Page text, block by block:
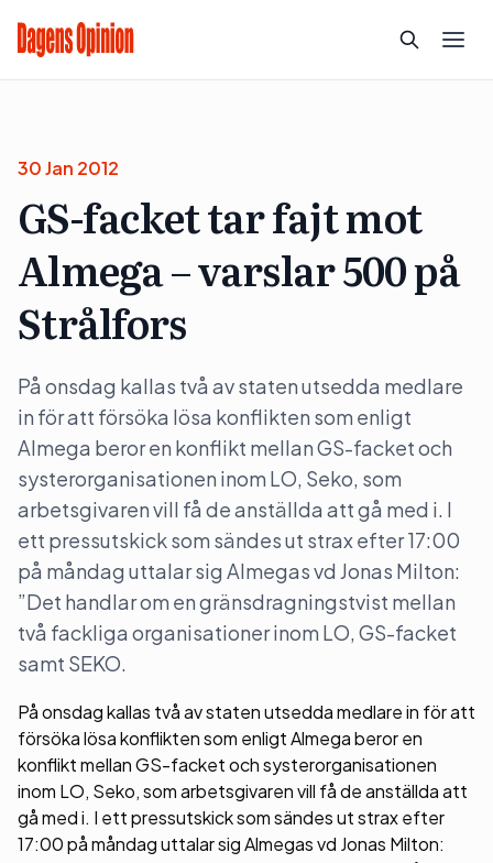
30 Jan 2012
GS-facket tar fajt mot
Almega – varslar 500 på
Strålfors
På onsdag kallas två av staten utsedda medlare
in för att försöka lösa konflikten som enligt
Almega beror en konflikt mellan GS-facket och
systerorganisationen inom LO, Seko, som
arbetsgivaren vill få de anställda att gå med i. I
ett pressutskick som sändes ut strax efter 17:00
på måndag uttalar sig Almegas vd Jonas Milton:
”Det handlar om en gränsdragningstvist mellan
två fackliga organisationer inom LO, GS-facket
samt SEKO.
På onsdag kallas två av staten utsedda medlare in för att
försöka lösa konflikten som enligt Almega beror en
konflikt mellan GS-facket och systerorganisationen
inom LO, Seko, som arbetsgivaren vill få de anställda att
gå med i. I ett pressutskick som sändes ut strax efter
17:00 på måndag uttalar sig Almegas vd Jonas Milton: